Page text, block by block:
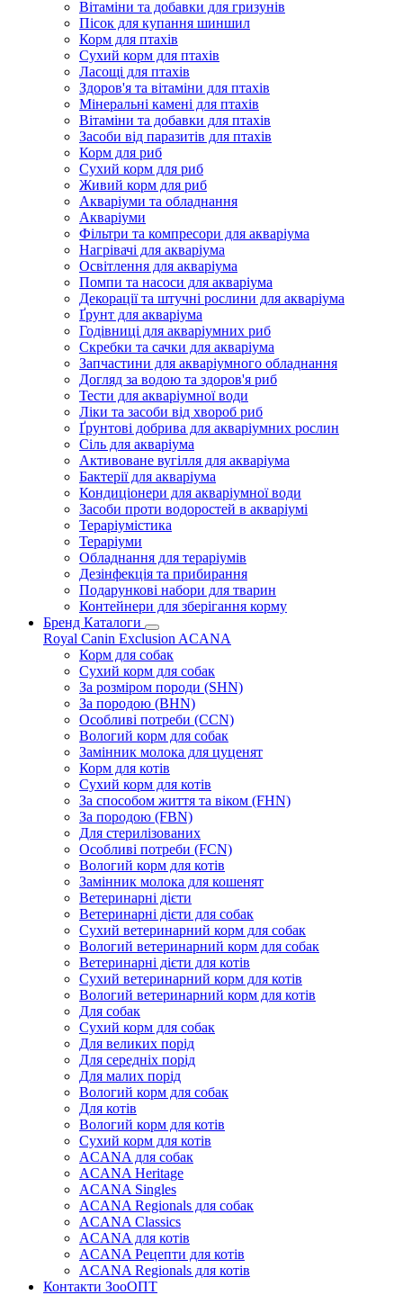
Вітаміни та добавки для гризунів
Пісок для купання шиншил
Корм для птахів
Сухий корм для птахів
Ласощі для птахів
Здоров'я та вітаміни для птахів
Мінеральні камені для птахів
Вітаміни та добавки для птахів
Засоби від паразитів для птахів
Корм для риб
Сухий корм для риб
Живий корм для риб
Акваріуми та обладнання
Акваріуми
Фільтри та компресори для акваріума
Нагрівачі для акваріума
Освітлення для акваріума
Помпи та насоси для акваріума
Декорації та штучні рослини для акваріума
Ґрунт для акваріума
Годівниці для акваріумних риб
Скребки та сачки для акваріума
Запчастини для акваріумного обладнання
Догляд за водою та здоров'я риб
Тести для акваріумної води
Ліки та засоби від хвороб риб
Ґрунтові добрива для акваріумних рослин
Сіль для акваріума
Активоване вугілля для акваріума
Бактерії для акваріума
Кондиціонери для акваріумної води
Засоби проти водоростей в акваріумі
Тераріумістика
Тераріуми
Обладнання для тераріумів
Дезінфекція та прибирання
Подарункові набори для тварин
Контейнери для зберігання корму
Бренд Каталоги
Royal Canin Exclusion ACANA
Корм для собак
Сухий корм для собак
За розміром породи (SHN)
За породою (BHN)
Особливі потреби (CCN)
Вологий корм для собак
Замінник молока для цуценят
Корм для котів
Сухий корм для котів
За способом життя та віком (FHN)
За породою (FBN)
Для стерилізованих
Особливі потреби (FCN)
Вологий корм для котів
Замінник молока для кошенят
Ветеринарні дієти
Ветеринарні дієти для собак
Сухий ветеринарний корм для собак
Вологий ветеринарний корм для собак
Ветеринарні дієти для котів
Сухий ветеринарний корм для котів
Вологий ветеринарний корм для котів
Для собак
Сухий корм для собак
Для великих порід
Для середніх порід
Для малих порід
Вологий корм для собак
Для котів
Вологий корм для котів
Сухий корм для котів
ACANA для собак
ACANA Heritage
ACANA Singles
ACANA Regionals для собак
ACANA Classics
ACANA для котів
ACANA Рецепти для котів
ACANA Regionals для котів
Контакти ЗооОПТ